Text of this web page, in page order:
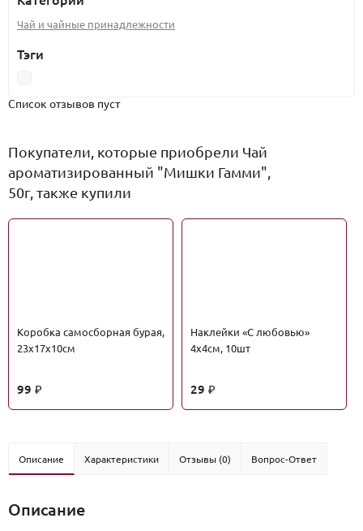
Чай и чайные принадлежности
Тэги
Список отзывов пуст
Покупатели, которые приобрели Чай
ароматизированный "Мишки Гамми",
50г, также купили
Коробка самосборная бурая,
23х17х10см
99 ₽
Наклейки «С любовью»
4х4см, 10шт
29 ₽
Описание Характеристики Отзывы (0) Вопрос-Ответ
Описание